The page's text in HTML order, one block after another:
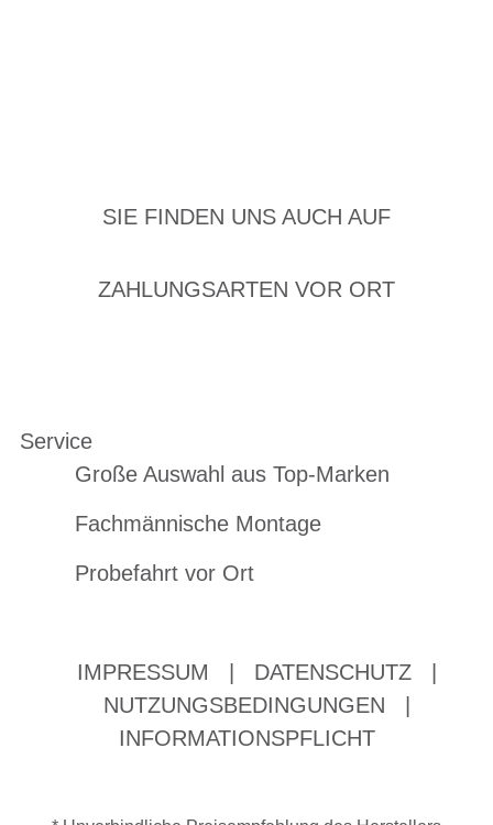
SIE FINDEN UNS AUCH AUF
ZAHLUNGSARTEN VOR ORT
Service
Große Auswahl aus Top-Marken
Fachmännische Montage
Probefahrt vor Ort
IMPRESSUM DATENSCHUTZ
NUTZUNGSBEDINGUNGEN
INFORMATIONSPFLICHT